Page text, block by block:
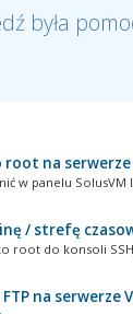
była
root na serwerze
w panelu SolusVM
/ strefę
root do konsoli
na serwerze